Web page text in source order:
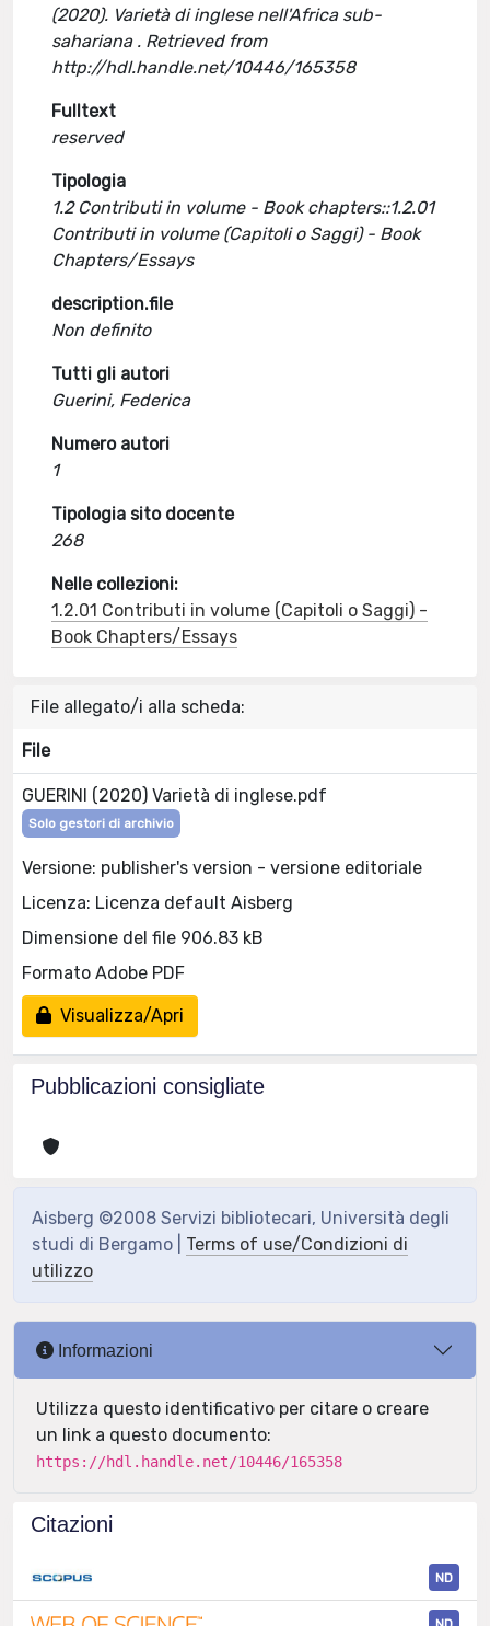
(2020). Varietà di inglese nell'Africa sub-
sahariana . Retrieved from
http://hdl.handle.net/10446/165358
Fulltext
reserved
Tipologia
1.2 Contributi in volume - Book chapters::1.2.01
Contributi in volume (Capitoli o Saggi) - Book
Chapters/Essays
description.file
Non definito
Tutti gli autori
Guerini, Federica
Numero autori
1
Tipologia sito docente
268
Nelle collezioni:
1.2.01 Contributi in volume (Capitoli o Saggi) -
Book Chapters/Essays
File allegato/i alla scheda:
File
GUERINI (2020) Varietà di inglese.pdf
Solo gestori di archivio
Versione: publisher's version - versione editoriale
Licenza: Licenza default Aisberg
Dimensione del file 906.83 kB
Formato Adobe PDF
Visualizza/Apri
Pubblicazioni consigliate
Aisberg ©2008 Servizi bibliotecari, Università degli
studi di Bergamo | Terms of use/Condizioni di
utilizzo
Informazioni
Utilizza questo identificativo per citare o creare
un link a questo documento:
https://hdl.handle.net/10446/165358
Citazioni
ND